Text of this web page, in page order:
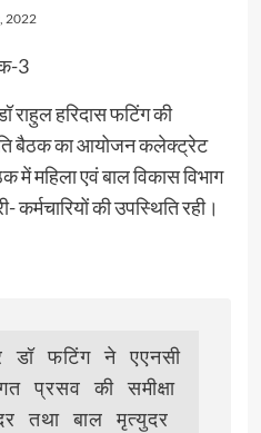
2022
हरिदास फटिंग की
बैठक का आयोजन कलेक्ट्रेट
में महिला एवं बाल विकास विभाग
कर्मचारियों की उपस्थिति रही।
प्रसव की समीक्षा
तथा बाल मृत्युदर